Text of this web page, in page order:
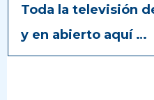
Toda la televisión
y en abierto aquí …